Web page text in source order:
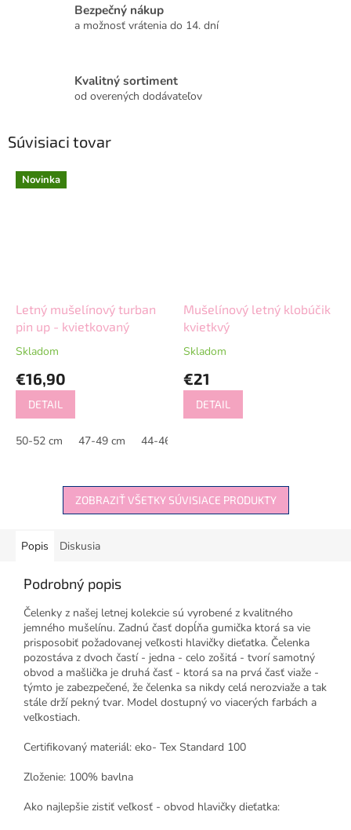
Bezpečný nákup
a možnosť vrátenia do 14. dní
Kvalitný sortiment
od overených dodávateľov
Súvisiaci tovar
Novinka
Letný mušelínový turban
pin up - kvietkovaný
Skladom
€16,90
DETAIL
50-52 cm 47-49 cm 44-46 cm
Mušelínový letný klobúčik
kvietkvý
Skladom
€21
DETAIL
ZOBRAZIŤ VŠETKY SÚVISIACE PRODUKTY
Popis Diskusia
Podrobný popis
Čelenky z našej letnej kolekcie sú vyrobené z kvalitného
jemného mušelínu. Zadnú časť dopĺňa gumička ktorá sa vie
prisposobiť požadovanej veľkosti hlavičky dieťatka. Čelenka
pozostáva z dvoch častí - jedna - celo zošitá - tvorí samotný
obvod a mašlička je druhá časť - ktorá sa na prvá časť viaže -
týmto je zabezpečené, že čelenka sa nikdy celá nerozviaže a tak
stále drží pekný tvar. Model dostupný vo viacerých farbách a
veľkostiach.
Certifikovaný materiál: eko- Tex Standard 100
Zloženie: 100% bavlna
Ako najlepšie zistiť veľkosť - obvod hlavičky dieťatka: